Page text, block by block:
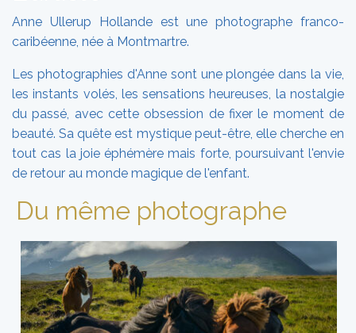
Anne Ullerup Hollande est une photographe franco-
caribéenne, née à Montmartre.
Les photographies d'Anne sont une plongée dans la vie,
les instants volés, les sensations heureuses, la nostalgie
du passé, avec cette obsession de fixer le moment de
beauté. Sa quête est mystique peut-être, elle cherche en
tout cas la joie éphémère mais forte, poursuivant l'envie
de retour au monde magique de l'enfant.
Du même photographe